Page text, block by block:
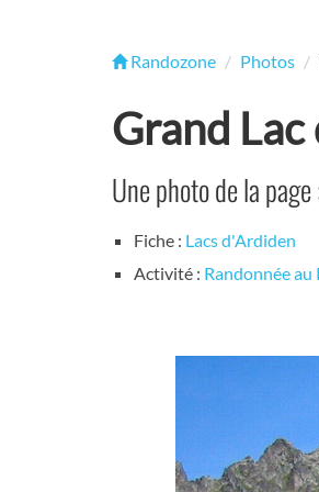
Randozone Photos
Grand
Une photo de la page
Fiche : Lacs d'Ardiden
Activité : Randonnée